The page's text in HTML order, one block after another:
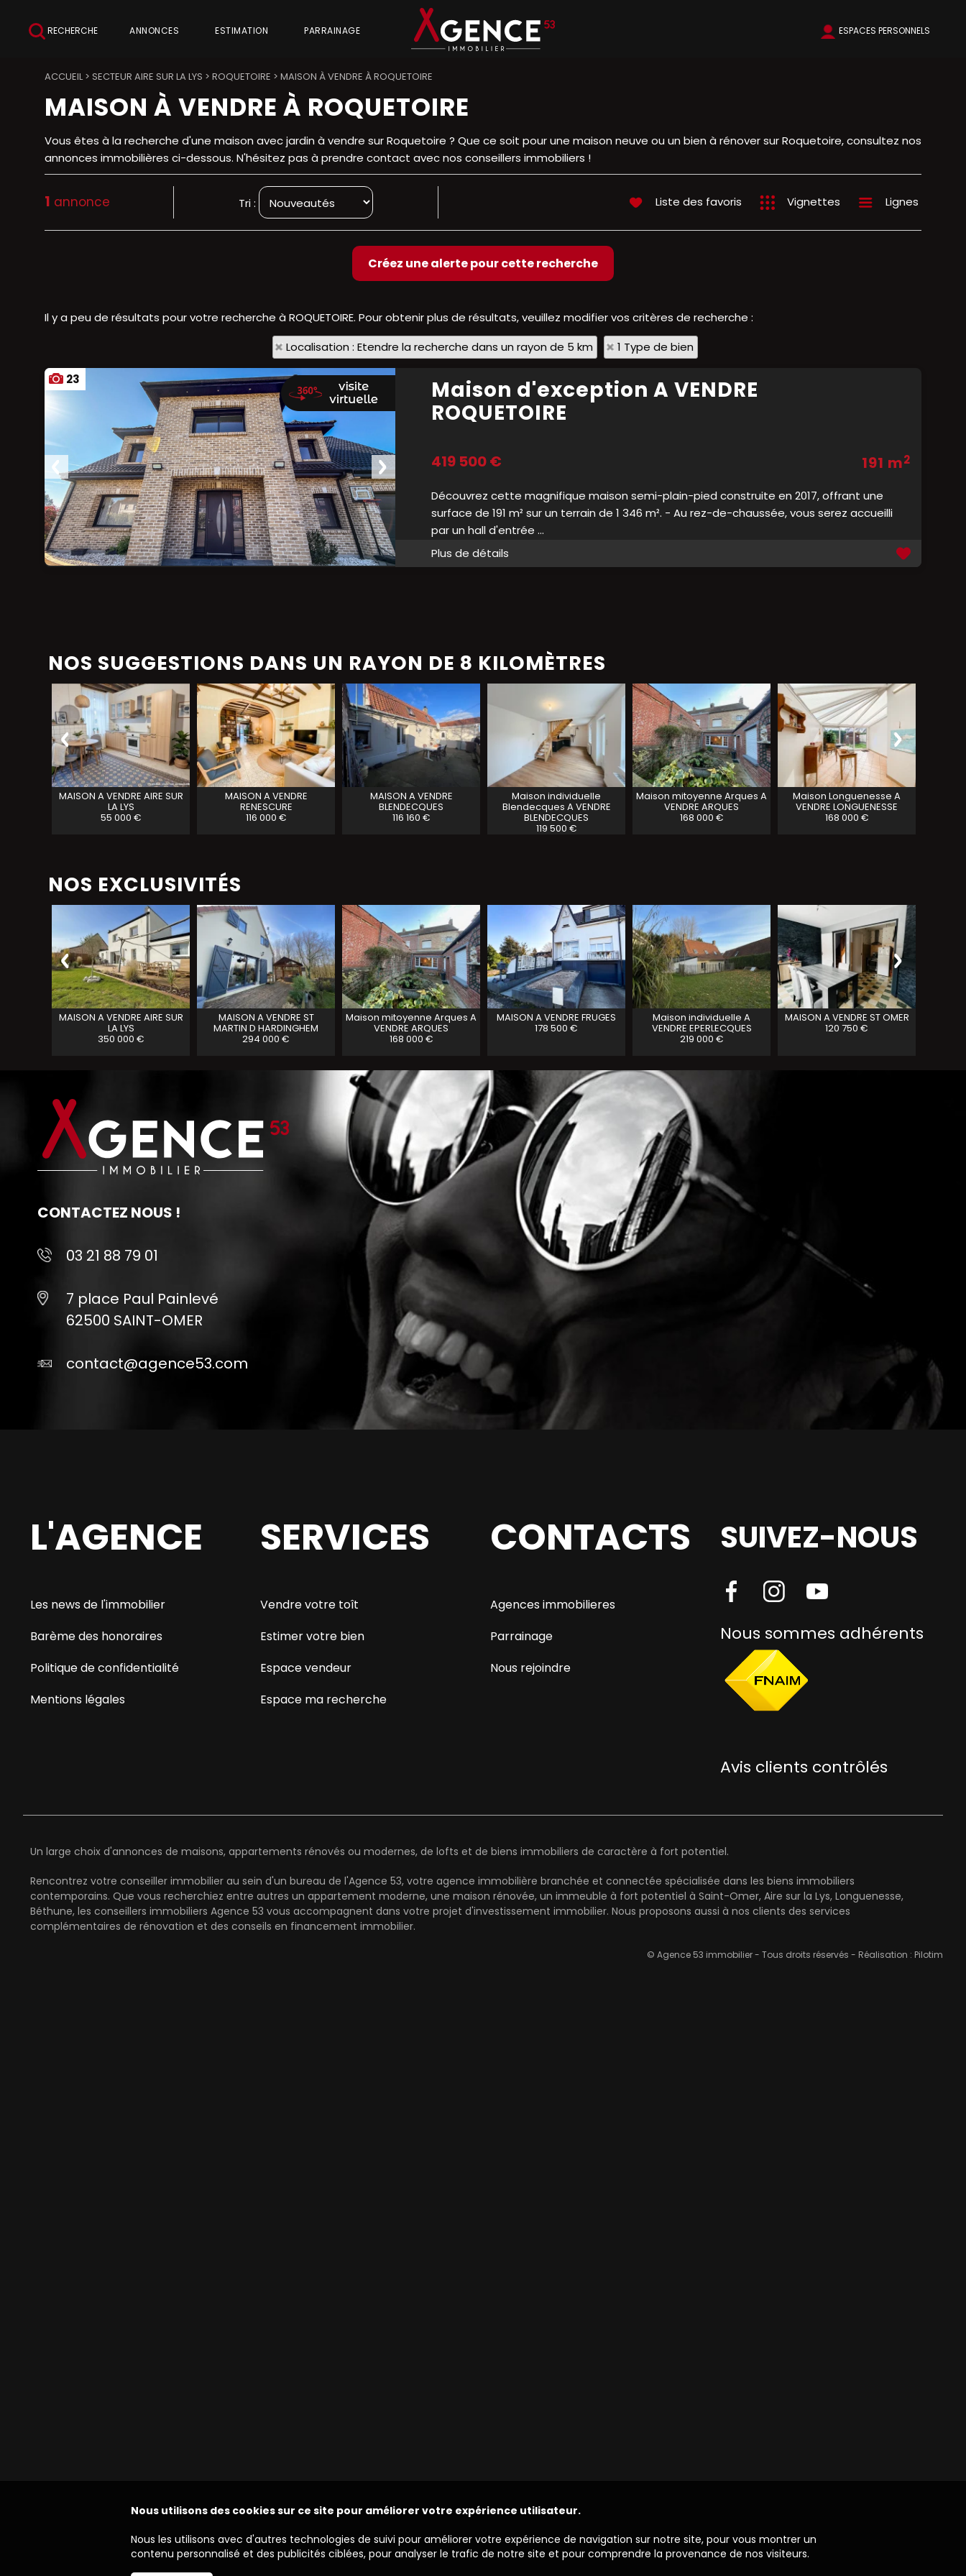
RECHERCHE ESPACES PERSONNELS
ANNONCES ESTIMATION PARRAINAGE
ACCUEIL> SECTEUR AIRE SUR LA LYS > ROQUETOIRE > MAISON À VENDRE À ROQUETOIRE
MAISON À VENDRE À ROQUETOIRE
Vous êtes à la recherche d'une maison avec jardin à vendre sur Roquetoire ? Que ce soit pour une maison neuve ou un bien à rénover sur Roquetoire, consultez nos
annonces immobilières ci-dessous. N'hésitez pas à prendre contact avec nos conseillers immobiliers !
1 annonce Tri : Liste des favoris Vignettes Lignes
Il y a peu de résultats pour votre recherche à ROQUETOIRE. Pour obtenir plus de résultats, veuillez modifier vos critères de recherche :
Localisation : Etendre la recherche dans un rayon de 5 km
1 Type de bien
23
Maison d'exception A VENDRE
ROQUETOIRE
191 m2
419 500 €
Découvrez cette magnifique maison semi-plain-pied construite en 2017, offrant une
surface de 191 m² sur un terrain de 1 346 m². - Au rez-de-chaussée, vous serez accueilli
par un hall d'entrée ...
Ajouter aux favoris
Plus de détails
NOS SUGGESTIONS DANS UN RAYON DE 8 KILOMÈTRES
MAISON A VENDRE AIRE SUR
LA LYS
55 000 €
MAISON A VENDRE
RENESCURE
116 000 €
MAISON A VENDRE
BLENDECQUES
116 160 €
Maison individuelle
Blendecques A VENDRE
BLENDECQUES
119 500 €
Maison mitoyenne Arques A
VENDRE ARQUES
168 000 €
Maison Longuenesse A
VENDRE LONGUENESSE
168 000 €
NOS EXCLUSIVITÉS
MAISON A VENDRE AIRE SUR
LA LYS
350 000 €
MAISON A VENDRE ST
MARTIN D HARDINGHEM
294 000 €
Maison mitoyenne Arques A
VENDRE ARQUES
168 000 €
MAISON A VENDRE FRUGES
178 500 €
Maison individuelle A
VENDRE EPERLECQUES
219 000 €
MAISON A VENDRE ST OMER
120 750 €
CONTACTEZ NOUS !
03 21 88 79 01
7 place Paul Painlevé
62500 SAINT-OMER
contact@agence53.com
L'AGENCE
Les news de l'immobilier
Barème des honoraires
Politique de confidentialité
Mentions légales
SERVICES
Vendre votre toît
Estimer votre bien
Espace vendeur
Espace ma recherche
CONTACTS
Agences immobilieres
Parrainage
Nous rejoindre
SUIVEZ-NOUS
Nous sommes adhérents
Avis clients contrôlés
Un large choix d'annonces de maisons, appartements rénovés ou modernes, de lofts et de biens immobiliers de caractère à fort potentiel.
Rencontrez votre conseiller immobilier au sein d'un bureau de l'Agence 53, votre agence immobilière branchée et connectée spécialisée dans les biens immobiliers
contemporains. Que vous recherchiez entre autres un appartement moderne, une maison rénovée, un immeuble à fort potentiel à Saint-Omer, Aire sur la Lys, Longuenesse,
Béthune, les conseillers immobiliers Agence 53 vous accompagnent dans votre projet d'investissement immobilier. Nous proposons aussi à nos clients des services
complémentaires de rénovation et des conseils en financement immobilier.
© Agence 53 immobilier - Tous droits réservés - Réalisation : Pilotim
Nous utilisons des cookies sur ce site pour améliorer votre expérience utilisateur.
Nous les utilisons avec d'autres technologies de suivi pour améliorer votre expérience de navigation sur notre site, pour vous montrer un
contenu personnalisé et des publicités ciblées, pour analyser le trafic de notre site et pour comprendre la provenance de nos visiteurs.